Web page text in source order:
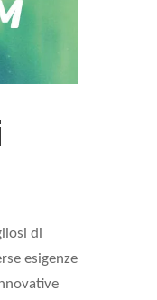
di
esigenze